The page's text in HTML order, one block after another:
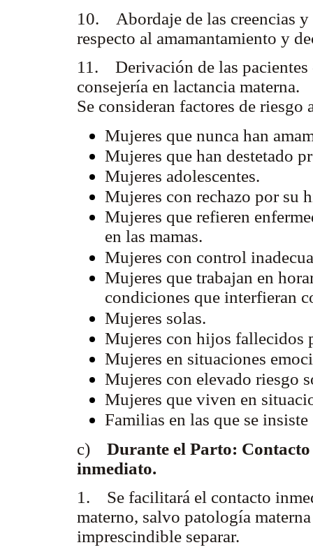
10. Abordaje de las creencias
respecto al amamantamiento y
11. Derivación de las pacientes
consejería en lactancia materna.
Se consideran factores de
Mujeres que nunca han
Mujeres que han destetado
Mujeres adolescentes.
Mujeres con rechazo por su
Mujeres que refieren
en las mamas.
Mujeres con control
Mujeres que trabajan en
condiciones que interfieran
Mujeres solas.
Mujeres con hijos fallecidos
Mujeres en situaciones
Mujeres con elevado riesgo
Mujeres que viven en
Familias en las que se
c) Durante el Parto:
inmediato.
1.
Se facilitará el contacto
materno, salvo patología
imprescindible separar.